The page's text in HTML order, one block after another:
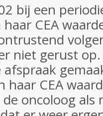
bij een
CEA
niet gerust
haar CEA
oncoloog als